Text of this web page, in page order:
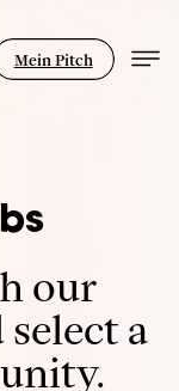
Mein Pitch
our
a